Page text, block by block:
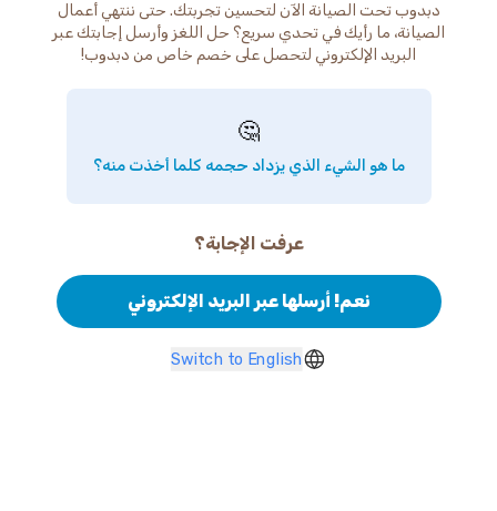
دبدوب تحت الصيانة الآن لتحسين تجربتك. حتى ننتهي أعمال
الصيانة، ما رأيك في تحدي سريع؟ حل اللغز وأرسل إجابتك عبر
البريد الإلكتروني لتحصل على خصم خاص من دبدوب!
🤔
ما هو الشيء الذي يزداد حجمه كلما أخذت منه؟
عرفت الإجابة؟
نعم! أرسلها عبر البريد الإلكتروني
Switch to English